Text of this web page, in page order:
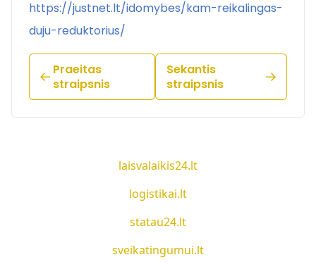
https://justnet.lt/idomybes/kam-reikalingas-
duju-reduktorius/
Praeitas
straipsnis
Sekantis
straipsnis
laisvalaikis24.lt
logistikai.lt
statau24.lt
sveikatingumui.lt